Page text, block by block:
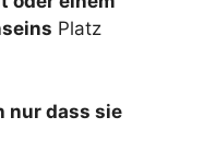
Platz
nur dass sie